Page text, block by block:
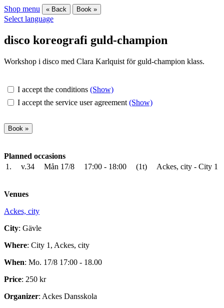
Shop menu « Back Book »
Select language
disco koreografi guld-champion
Workshop i disco med Clara Karlquist för guld-champion klass.
I accept the conditions (Show)
I accept the service user agreement (Show)
Planned occasions
1.
v.34 Mån 17/8 17:00 - 18:00 (1t) Ackes, city - City 1
Venues
Ackes, city
City: Gävle
Where: City 1, Ackes, city
When: Mo. 17/8 17:00 - 18.00
Price: 250 kr
Organizer: Ackes Dansskola